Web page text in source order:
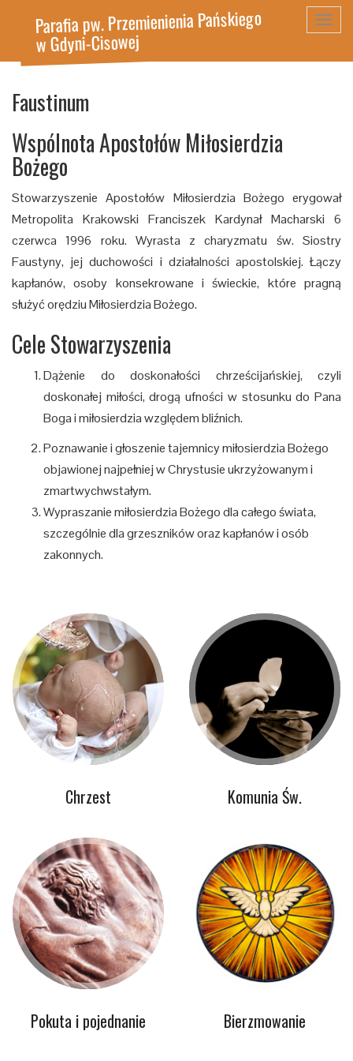
Parafia pw. Przemienienia Pańskiego
w Gdyni-Cisowej
Faustinum
Wspólnota Apostołów Miłosierdzia
Bożego
Stowarzyszenie Apostołów Miłosierdzia Bożego erygował
Metropolita Krakowski Franciszek Kardynał Macharski 6
czerwca 1996 roku. Wyrasta z charyzmatu św. Siostry
Faustyny, jej duchowości i działalności apostolskiej. Łączy
kapłanów, osoby konsekrowane i świeckie, które pragną
służyć orędziu Miłosierdzia Bożego.
Cele Stowarzyszenia
Dążenie do doskonałości chrześcijańskiej, czyli
doskonałej miłości, drogą ufności w stosunku do Pana
Boga i miłosierdzia względem bliźnich.
Poznawanie i głoszenie tajemnicy miłosierdzia Bożego
objawionej najpełniej w Chrystusie ukrzyżowanym i
zmartwychwstałym.
Wypraszanie miłosierdzia Bożego dla całego świata,
szczególnie dla grzeszników oraz kapłanów i osób
zakonnych.
Chrzest Komunia Św.
Pokuta i pojednanie Bierzmowanie